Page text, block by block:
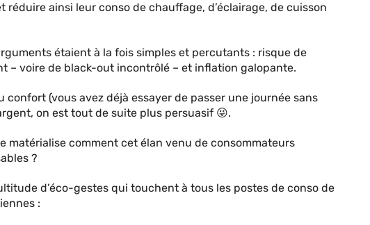
réduire ainsi leur conso de chauffage, d’éclairage, de cuisson
étaient à la fois simples et percutants : risque de
– voire de black-out incontrôlé – et inflation galopante.
confort (vous avez déjà essayer de passer une journée sans
on est tout de suite plus persuasif 😜.
matérialise comment cet élan venu de consommateurs
?
d’éco-gestes qui touchent à tous les postes de conso de
: